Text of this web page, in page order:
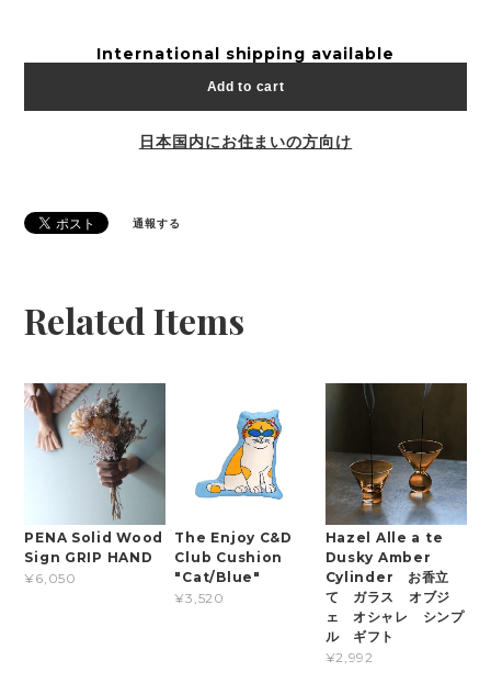
International shipping available
Add to cart
日本国内にお住まいの方向け
通報する
Related Items
PENA Solid Wood
Sign GRIP HAND
¥6,050
The Enjoy C&D
Club Cushion
"Cat/Blue"
¥3,520
Hazel Alle a te
Dusky Amber
Cylinder お香立
て ガラス オブジ
ェ オシャレ シンプ
ル ギフト
¥2,992